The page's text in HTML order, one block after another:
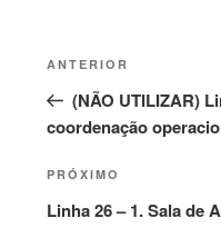
Navegação
Post
Post
anterior
ANTERIOR
(NÃO UTILIZAR)
coordenação
Próximo
post
PRÓXIMO
Linha 26 – 1. Sala de